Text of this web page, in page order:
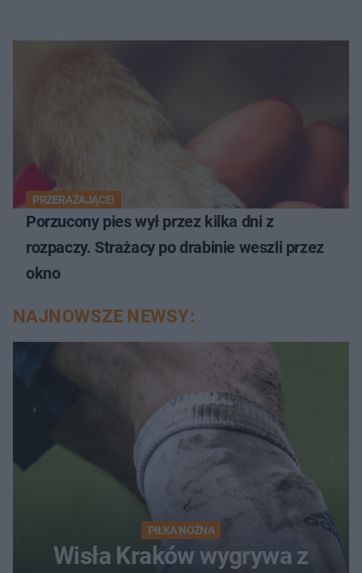
PRZERAŻAJĄCE!
Porzucony pies wył przez kilka dni z
rozpaczy. Strażacy po drabinie weszli przez
okno
NAJNOWSZE NEWSY:
PIŁKA NOŻNA
Wisła Kraków wygrywa z